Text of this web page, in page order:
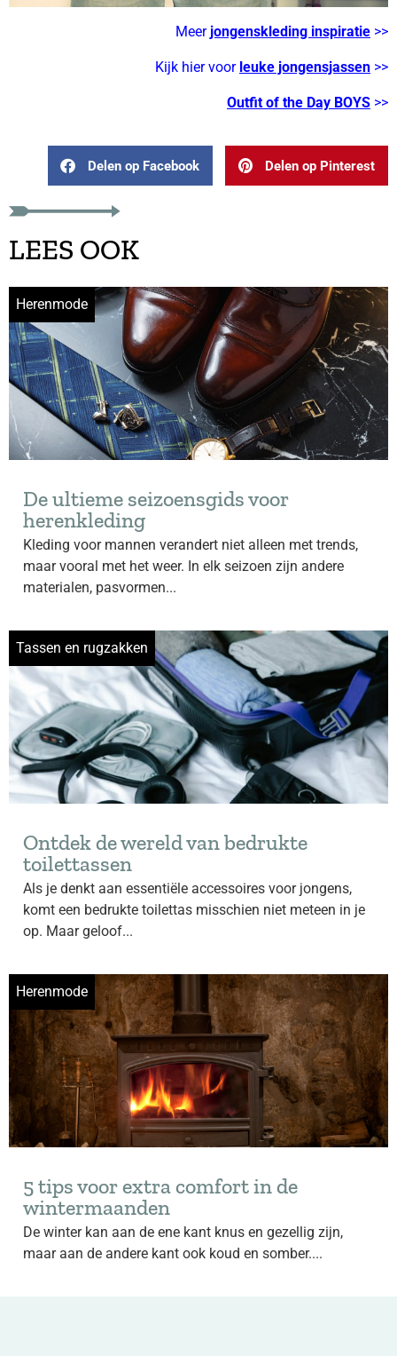
Meer jongenskleding inspiratie >>
Kijk hier voor leuke jongensjassen >>
Outfit of the Day BOYS >>
Delen op Facebook Delen op Pinterest
LEES OOK
Herenmode
De ultieme seizoensgids voor
herenkleding
Kleding voor mannen verandert niet alleen met trends,
maar vooral met het weer. In elk seizoen zijn andere
materialen, pasvormen...
Tassen en rugzakken
Ontdek de wereld van bedrukte
toilettassen
Als je denkt aan essentiële accessoires voor jongens,
komt een bedrukte toilettas misschien niet meteen in je
op. Maar geloof...
Herenmode
5 tips voor extra comfort in de
wintermaanden
De winter kan aan de ene kant knus en gezellig zijn,
maar aan de andere kant ook koud en somber....